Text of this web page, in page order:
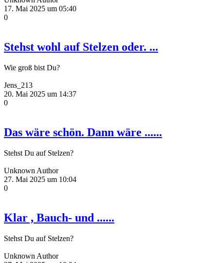
17. Mai 2025 um 05:40
0
Stehst wohl auf Stelzen oder. ...
Wie groß bist Du?
Jens_213
20. Mai 2025 um 14:37
0
Das wäre schön. Dann wäre ......
Stehst Du auf Stelzen?
Unknown Author
27. Mai 2025 um 10:04
0
Klar , Bauch- und ......
Stehst Du auf Stelzen?
Unknown Author